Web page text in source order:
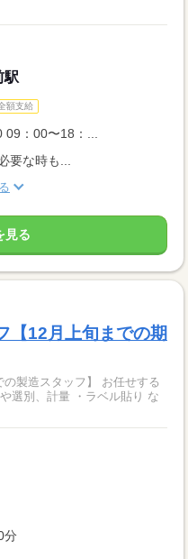
駅
額支給
09：00〜18：...
要な時も...
見る
【12月上旬までの期
の製造スタッフ】 お任せする
選別、計量 ・ラベル貼り な
分